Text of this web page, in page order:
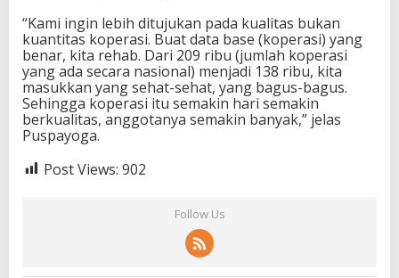
“Kami ingin lebih ditujukan pada kualitas bukan
kuantitas koperasi. Buat data base (koperasi) yang
benar, kita rehab. Dari 209 ribu (jumlah koperasi
yang ada secara nasional) menjadi 138 ribu, kita
masukkan yang sehat-sehat, yang bagus-bagus.
Sehingga koperasi itu semakin hari semakin
berkualitas, anggotanya semakin banyak,” jelas
Puspayoga.
Post Views: 902
Follow Us